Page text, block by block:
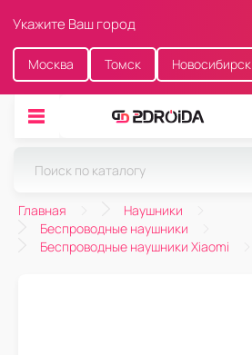
Укажите Ваш город
Москва Томск Новосибирск
Главная
Наушники
Беспроводные наушники
Беспроводные наушники Xiaomi